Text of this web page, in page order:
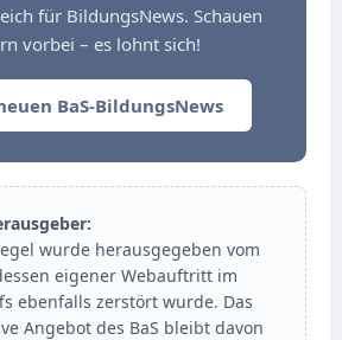
für BildungsNews. Schauen
vorbei – es lohnt sich!
BaS-BildungsNews
wurde herausgegeben vom
eigener Webauftritt im
ebenfalls zerstört wurde. Das
Angebot des BaS bleibt davon